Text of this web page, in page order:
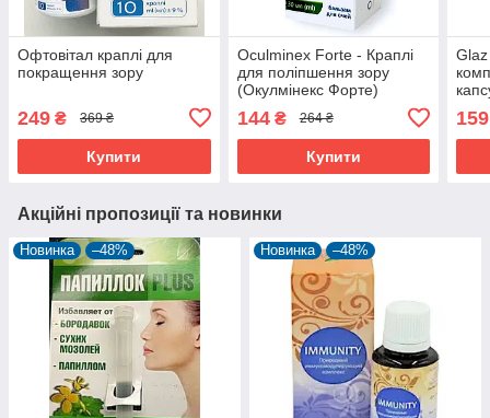
Офтовітал краплі для
покращення зору
249 ₴ 369 ₴
Купити
Oculminex Forte - Краплі
для поліпшення зору
(Окулмінекс Форте)
144₴ 264 ₴
Купити
159
Акційні пропозиції та новинки
Новинка –48% Новинка –48%